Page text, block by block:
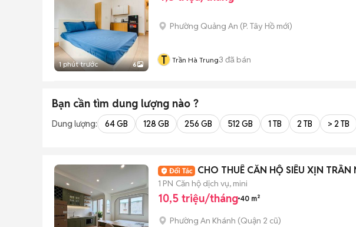
1 phút trước 6
Phường Quảng An (P. Tây Hồ mới)
T Trần Hà Trung3 đã bán
Bạn cần tìm dung lượng nào ?
Dung lượng: 64 GB 128 GB 256 GB 512 GB 1 TB 2 TB > 2 TB
CHO THUÊ CĂN HỘ SIÊU XỊN
1 PN Căn hộ dịch vụ, mini
10,5 triệu/tháng 40 m²
Phường An Khánh (Quận 2 cũ)